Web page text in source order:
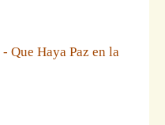
- Que Haya Paz en la